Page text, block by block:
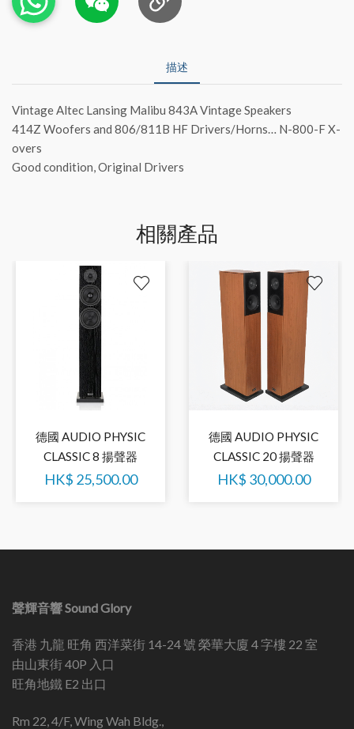
描述
Vintage Altec Lansing Malibu 843A Vintage Speakers
414Z Woofers and 806/811B HF Drivers/Horns… N-800-F X-
overs
Good condition, Original Drivers
相關產品
德國 AUDIO PHYSIC
CLASSIC 8 揚聲器
HK$ 25,500.00
德國 AUDIO PHYSIC
CLASSIC 20 揚聲器
HK$ 30,000.00
聲輝音響 Sound Glory
香港 九龍 旺角 西洋菜街 14-24 號 榮華大廈 4 字樓 22 室
由山東街 40P 入口
旺角地鐵 E2 出口
Rm 22, 4/F, Wing Wah Bldg.,